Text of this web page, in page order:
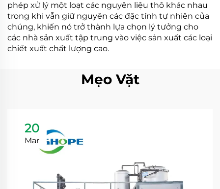
phép xử lý một loạt các nguyên liệu thô khác nhau
trong khi vẫn giữ nguyên các đặc tính tự nhiên của
chúng, khiến nó trở thành lựa chọn lý tưởng cho
các nhà sản xuất tập trung vào việc sản xuất các loại
chiết xuất chất lượng cao.
Mẹo Vặt
20
Mar